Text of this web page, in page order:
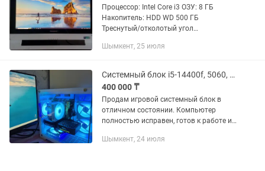
Процессор: Intel Core i3 ОЗУ: 8 ГБ
Накопитель: HDD WD 500 ГБ
Треснутый/отколотый угол
Полностью рабочий, Windows 10 Pro.
документов....
Шымкент, 25 июля
Системный блок i5-14400f, 5060, 32gb, 1tb
400 000 ₸
Продам игровой системный блок в
отличном состоянии. Компьютер
полностью исправен, готов к работе и
Характеристики: • Процессор: Intel Core
Шымкент, 24 июля